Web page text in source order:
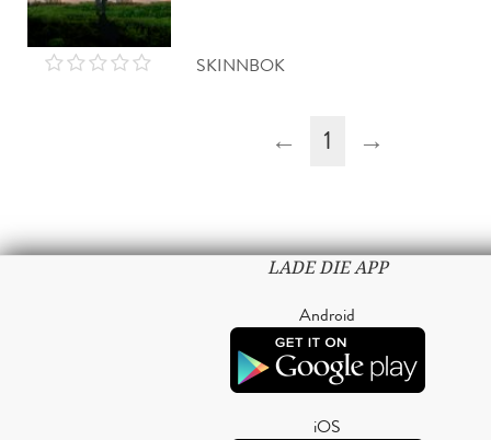
SKINNBOK
← 1 →
LADE DIE APP
Android
iOS